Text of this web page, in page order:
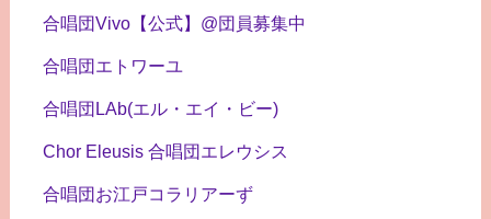
合唱団Vivo【公式】@団員募集中
合唱団エトワーユ
合唱団LAb(エル・エイ・ビー)
Chor Eleusis 合唱団エレウシス
合唱団お江戸コラリアーず